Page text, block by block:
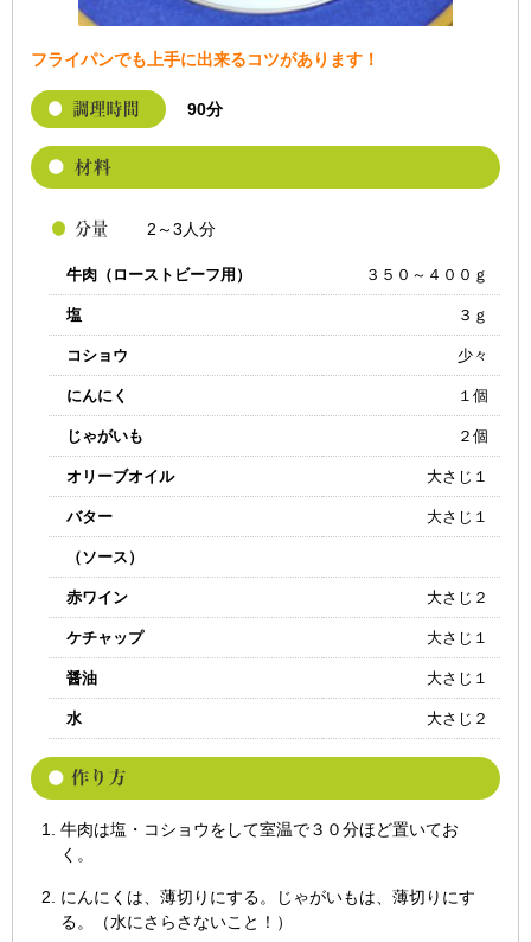
フライパンでも上手に出来るコツがあります！
90分
2～3人分
牛肉（ローストビーフ用） ３５０～４００ｇ
塩 ３ｇ
コショウ 少々
にんにく １個
じゃがいも ２個
オリーブオイル 大さじ１
バター 大さじ１
（ソース）
赤ワイン 大さじ２
ケチャップ 大さじ１
醤油 大さじ１
水 大さじ２
牛肉は塩・コショウをして室温で３０分ほど置いてお
く。
にんにくは、薄切りにする。じゃがいもは、薄切りにす
る。（水にさらさないこと！）